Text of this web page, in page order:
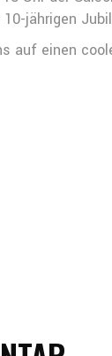
jährigen
auf einen